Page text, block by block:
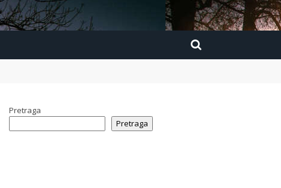
Pretraga
Pretraga